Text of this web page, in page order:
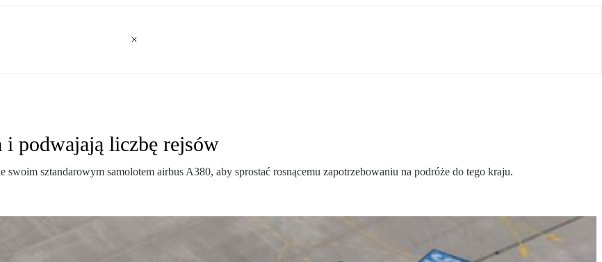
i podwajają liczbę rejsów
sztandarowym samolotem airbus A380, aby sprostać rosnącemu zapotrzebowaniu na podróże do tego kraju.